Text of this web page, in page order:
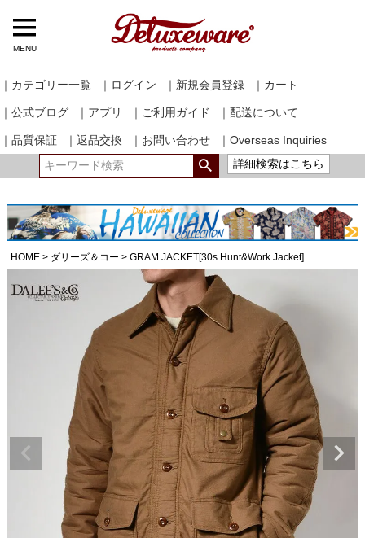
MENU
｜カテゴリー一覧 ｜ログイン ｜新規会員登録 ｜カート
｜公式ブログ ｜アプリ ｜ご利用ガイド ｜配送について
｜品質保証 ｜返品交換 ｜お問い合わせ
｜Overseas Inquiries
詳細検索はこちら
HOME ダリーズ＆コー GRAM JACKET[30s Hunt&Work Jacket]